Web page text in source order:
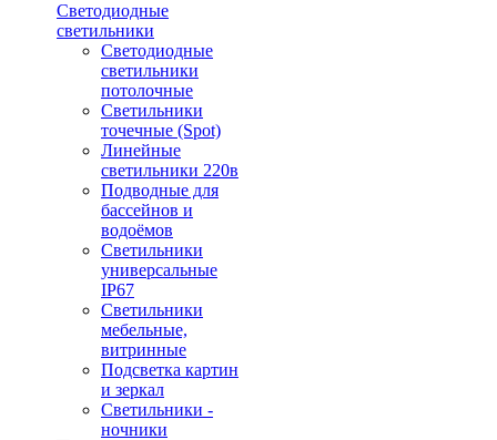
Светодиодные
светильники
Светодиодные
светильники
потолочные
Светильники
точечные (Spot)
Линейные
светильники 220в
Подводные для
бассейнов и
водоёмов
Светильники
универсальные
IP67
Светильники
мебельные,
витринные
Подсветка картин
и зеркал
Светильники -
ночники